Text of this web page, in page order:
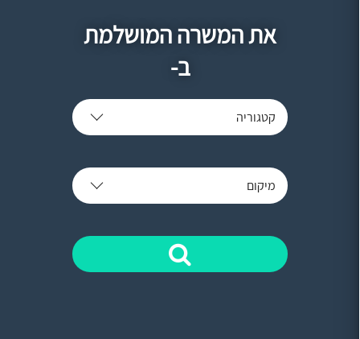
את המשרה המושלמת
ב-
קטגוריה
מיקום